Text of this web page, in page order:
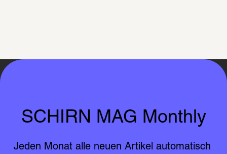
SCHIRN MAG Monthly
Jeden Monat alle neuen Artikel automatisch